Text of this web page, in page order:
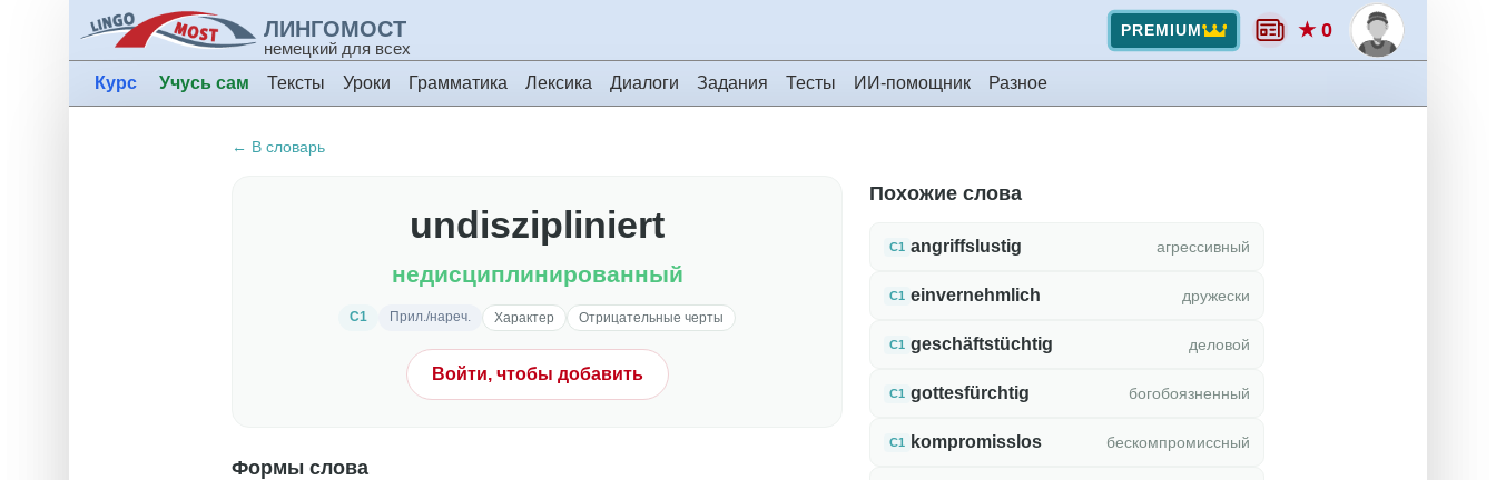
ЛИНГОМОСТ
немецкий для всех
PREMIUM ★ 0
Курс Учусь сам Тексты Уроки Грамматика Лексика Диалоги Задания Тесты ИИ-помощник Разное
← В словарь
undiszipliniert
недисциплинированный
C1 Прил./нареч. Характер Отрицательные черты
Войти, чтобы добавить
Формы слова
Похожие слова
C1 angriffslustig агрессивный
C1 einvernehmlich дружески
C1 geschäftstüchtig деловой
C1 gottesfürchtig богобоязненный
C1 kompromisslos бескомпромиссный